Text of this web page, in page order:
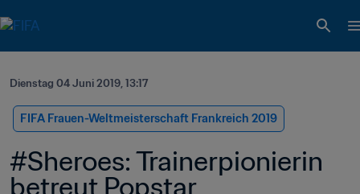
Dienstag 04 Juni 2019, 13:17
FIFA Frauen-Weltmeisterschaft Frankreich 2019
#Sheroes: Trainerpionierin
betreut Popstar